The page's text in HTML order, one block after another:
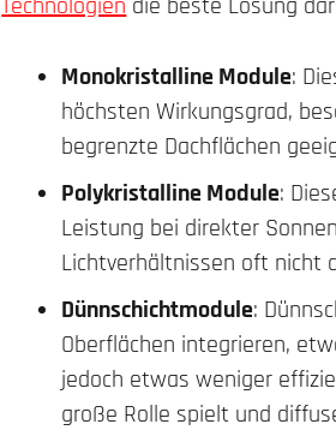
Monokristalline Module:
höchsten Wirkungsgrad,
begrenzte Dachflächen
Polykristalline Module:
Leistung bei direkter
Lichtverhältnissen oft nicht
Dünnschichtmodule:
Oberflächen integrieren,
jedoch etwas weniger
große Rolle spielt und